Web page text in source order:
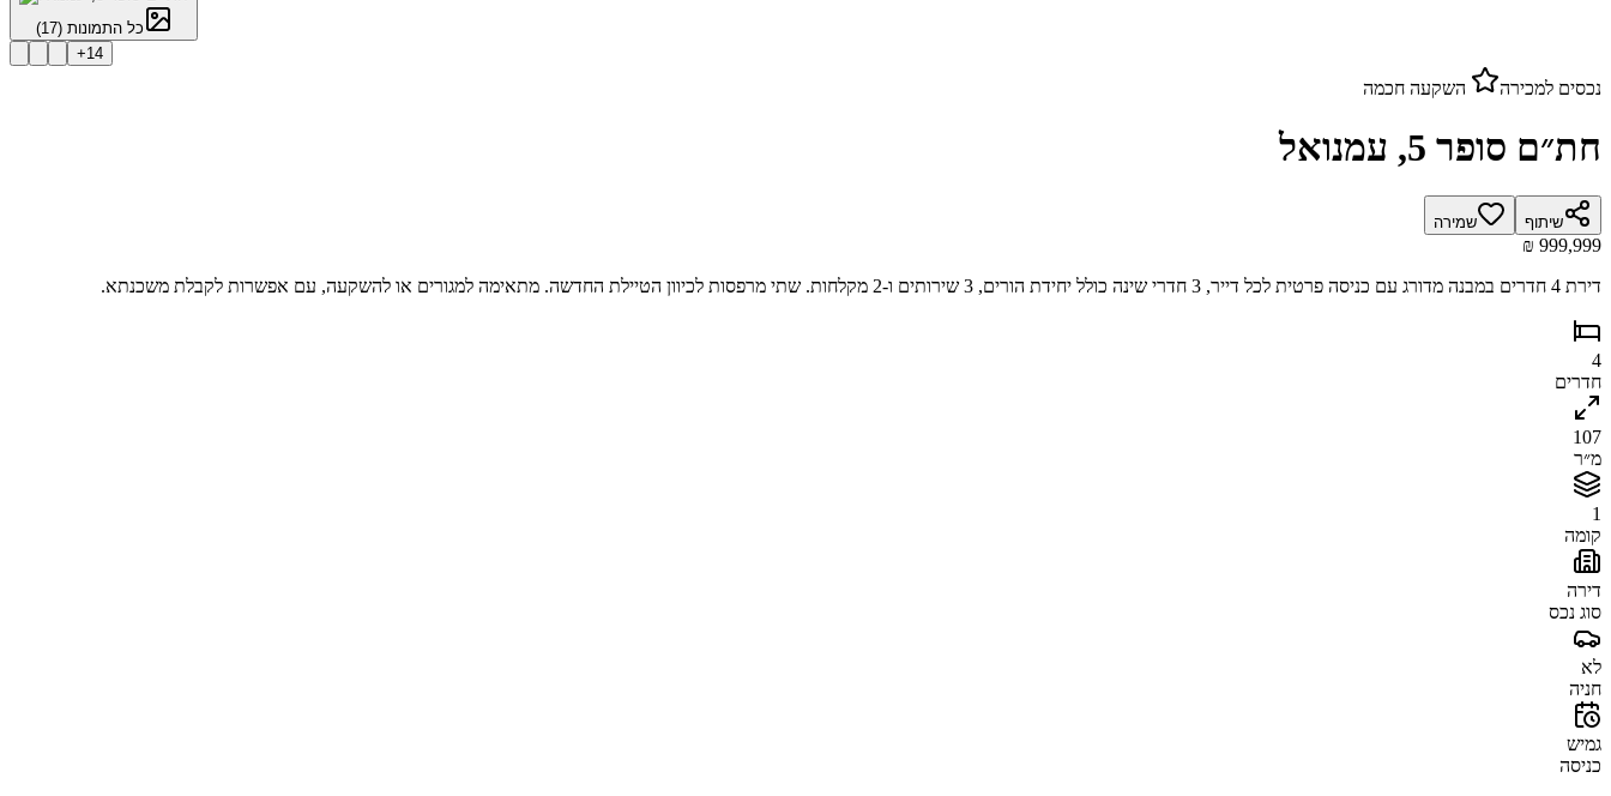
כל התמונות (
17
)
+14
נכסים למכירה השקעה חכמה
חת״ם סופר 5, עמנואל
שיתוף שמירה
דירת 4 חדרים במבנה מדורג עם כניסה פרטית לכל דייר, 3 חדרי שינה כולל יחידת הורים, 3 שירותים ו-2 מקלחות. שתי מרפסות לכיוון הטיילת החדשה. מתאימה למגורים או להשקעה, עם אפשרות לקבלת משכנתא.
4
חדרים
107
מ״ר
1
קומה
דירה
סוג נכס
לא
חניה
גמיש
כניסה